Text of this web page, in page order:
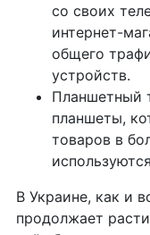
со своих
интернет-
общего
устройств.
Планшетный
планшеты,
товаров в
В Украине, как и
продолжает